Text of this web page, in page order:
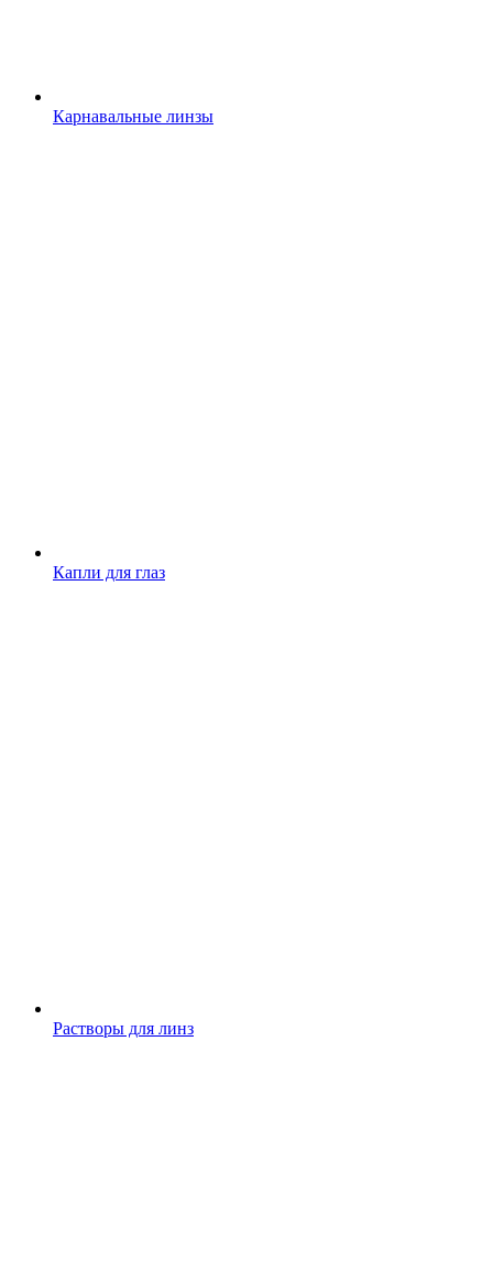
Карнавальные линзы
Капли для глаз
Растворы для линз